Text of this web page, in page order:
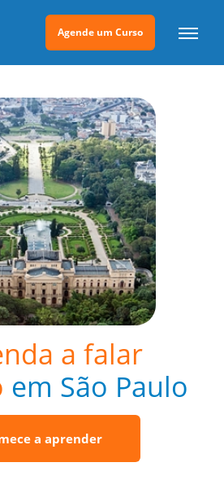
Agende um Curso
a falar
em São Paulo
a aprender